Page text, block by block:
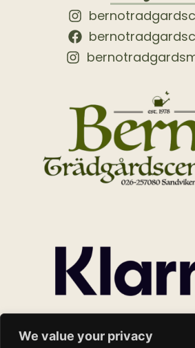
We value your privacy